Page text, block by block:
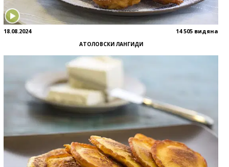
18.08.2024 14 505 видяна
АТОЛОВСКИ ЛАНГИДИ